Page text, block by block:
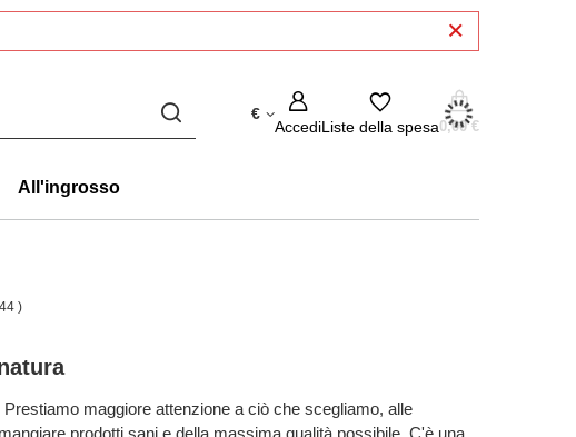
€
AccediListe della spesa0,00 €
All'ingrosso
44 )
maggiore attenzione a ciò che scegliamo, alle
prodotti sani e della massima qualità possibile. C'è una